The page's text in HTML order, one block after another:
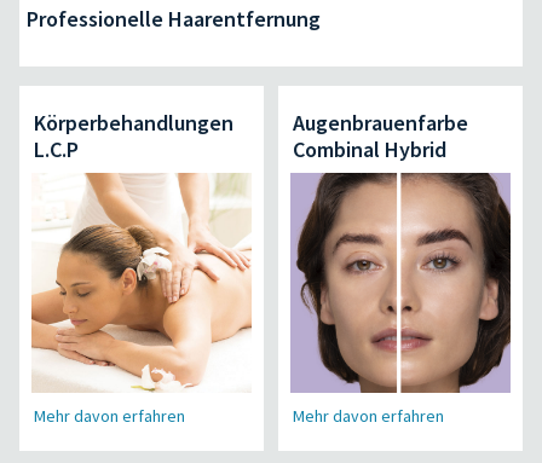
Professionelle Haarentfernung
Körperbehandlungen
L.C.P
Mehr davon erfahren
Augenbrauenfarbe
Combinal Hybrid
Mehr davon erfahren